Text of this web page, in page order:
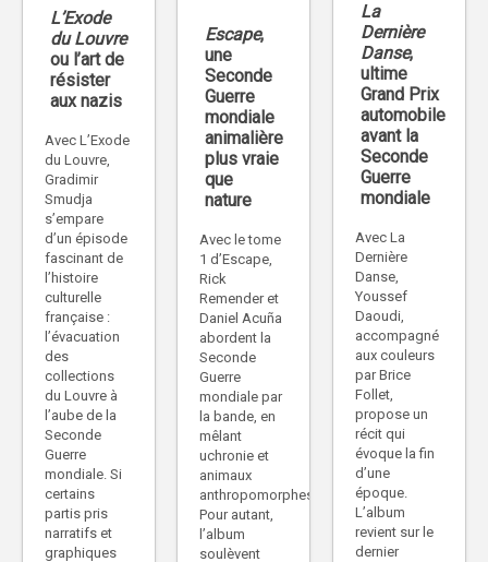
L’Exode
du Louvre
ou l’art de
résister
aux nazis
Avec L’Exode
du Louvre,
Gradimir
Smudja
s’empare
d’un épisode
fascinant de
l’histoire
culturelle
française :
l’évacuation
des
collections
du Louvre à
l’aube de la
Seconde
Guerre
mondiale. Si
certains
partis pris
narratifs et
graphiques
Escape,
une
Seconde
Guerre
mondiale
animalière
plus vraie
que
nature
Avec le tome
1 d’Escape,
Rick
Remender et
Daniel Acuña
abordent la
Seconde
Guerre
mondiale par
la bande, en
mêlant
uchronie et
animaux
anthropomorphes.
Pour autant,
l’album
soulèvent
La
Dernière
Danse,
ultime
Grand Prix
automobile
avant la
Seconde
Guerre
mondiale
Avec La
Dernière
Danse,
Youssef
Daoudi,
accompagné
aux couleurs
par Brice
Follet,
propose un
récit qui
évoque la fin
d’une
époque.
L’album
revient sur le
dernier